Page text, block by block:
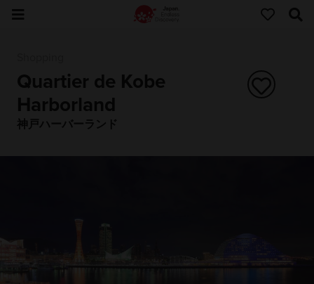
Quartier de Kobe
Harborland
神戸ハーバーランド